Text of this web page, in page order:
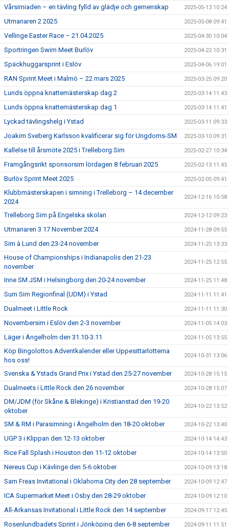
Vårsimiaden – en tävling fylld av glädje och gemenskap 2025-05-13 10:24
Utmanaren 2 2025 2025-05-08 09:41
Vellinge Easter Race – 21.04.2025 2025-04-30 10:04
Sportringen Swim Meet Burlöv 2025-04-22 10:31
Späckhuggarsprint i Eslöv 2025-04-06 19:01
RAN Sprint Meet i Malmö – 22 mars 2025 2025-03-25 09:20
Lunds öppna knattemästerskap dag 2 2025-03-14 11:43
Lunds öppna knattemästerskap dag 1 2025-03-14 11:41
Lyckad tävlingshelg i Ystad 2025-03-11 09:33
Joakim Sveberg Karlsson kvalificerar sig för Ungdoms-SM 2025-03-10 09:31
Kallelse till årsmöte 2025 i Trelleborg Sim 2025-02-27 10:34
Framgångsrikt sponsorsim lördagen 8 februari 2025 2025-02-13 11:45
Burlöv Sprint Meet 2025 2025-02-05 09:41
Klubbmästerskapen i simning i Trelleborg – 14 december
2024
2024-12-16 10:58
Trelleborg Sim på Engelska skolan 2024-12-12 09:23
Utmanaren 3 17 November 2024 2024-11-28 09:55
Sim à Lund den 23-24 november 2024-11-25 13:33
House of Championships i Indianapolis den 21-23
november
2024-11-25 12:55
Inne SM JSM i Helsingborg den 20-24 november 2024-11-25 11:48
Sum Sim Regionfinal (UDM) i Ystad 2024-11-11 11:41
Dualmeet i Little Rock 2024-11-11 11:30
Novembersim i Eslöv den 2-3 november 2024-11-05 14:03
Läger i Ängelholm den 31.10-3.11 2024-11-05 13:55
Köp Bingolottos Adventkalender eller Uppesittarlotterna
hos oss!
2024-10-31 13:06
Svenska & Ystads Grand Prix i Ystad den 25-27 november 2024-10-28 15:15
Dualmeets i Little Rock den 26 november 2024-10-28 15:07
DM/JDM (för Skåne & Blekinge) i Kristianstad den 19-20
oktober
2024-10-22 13:52
SM & RM i Parasimning i Ängelholm den 18-20 oktober 2024-10-22 13:40
UGP 3 i Klippan den 12-13 oktober 2024-10-14 14:43
Rice Fall Splash i Houston den 11-12 oktober 2024-10-14 13:50
Nereus Cup i Kävlinge den 5-6 oktober 2024-10-09 13:18
Sam Freas Invitational i Oklahoma City den 28 september 2024-10-09 12:47
ICA Supermarket Meet i Osby den 28-29 oktober 2024-10-09 12:10
All-Arkansas Invitational i Little Rock den 14 september 2024-09-17 12:45
Rosenlundbadets Sprint i Jönköping den 6-8 september 2024-09-11 11:51